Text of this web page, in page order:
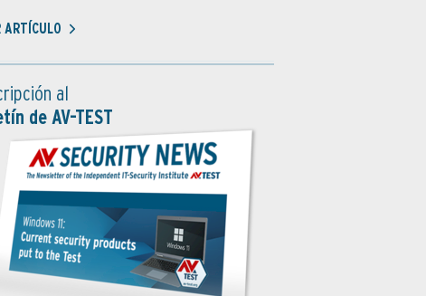
ARTÍCULO
al
de AV-TEST